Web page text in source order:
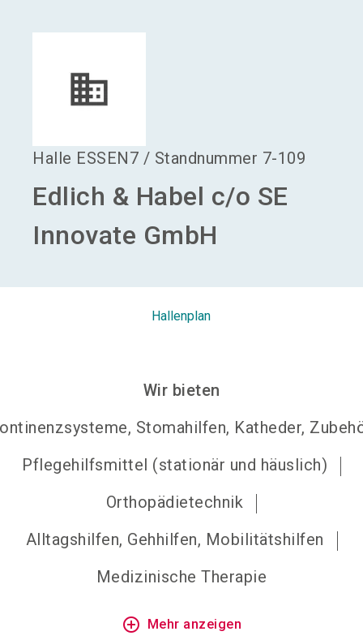
Halle ESSEN7 / Standnummer 7-109
Edlich & Habel c/o SE
Innovate GmbH
Hallenplan
Wir bieten
Stomahilfen, Katheder,
Pflegehilfsmittel (stationär und häuslich)
Orthopädietechnik
Alltagshilfen, Gehhilfen, Mobilitätshilfen
Medizinische Therapie
add_circle_outline Mehr anzeigen